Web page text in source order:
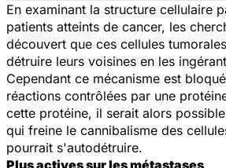
En examinant la structure cellulaire
patients atteints de cancer, les
découvert que ces cellules
détruire leurs voisines en les
Cependant ce mécanisme est
réactions contrôlées par une
cette protéine, il serait alors
qui freine le cannibalisme des
pourrait s'autodétruire.
Plus actives sur les métastases